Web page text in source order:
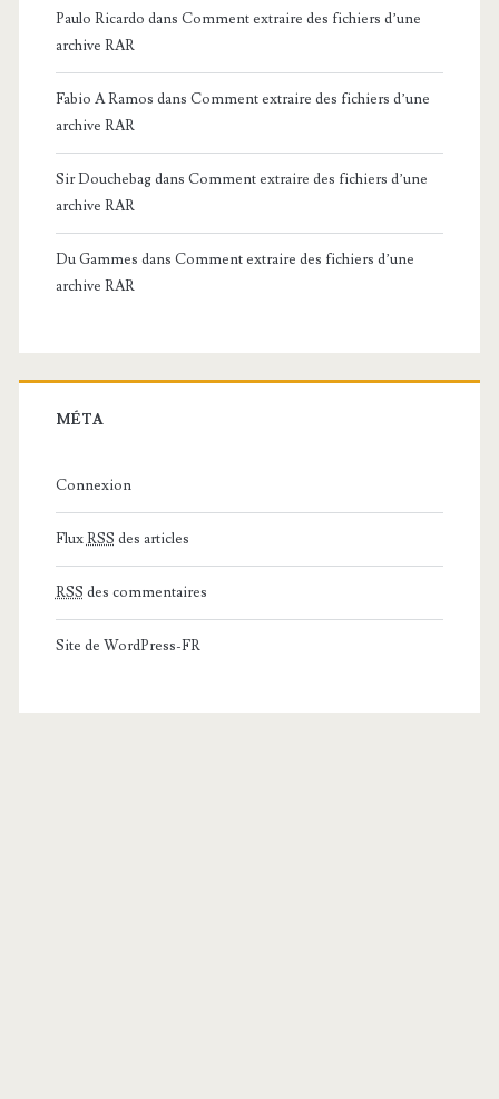
Paulo Ricardo dans Comment extraire des fichiers d’une
archive RAR
Fabio A Ramos dans Comment extraire des fichiers d’une
archive RAR
Sir Douchebagdans Comment extraire des fichiers d’une
archive RAR
Du Gammes dans Comment extraire des fichiers d’une
archive RAR
MÉTA
Connexion
FluxRSS des articles
RSS des commentaires
Site de WordPress-FR